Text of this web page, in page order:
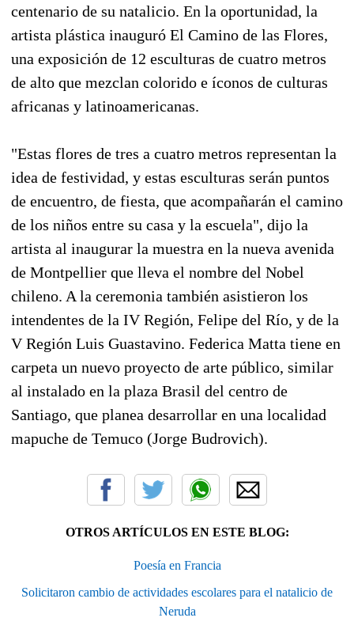
centenario de su natalicio. En la oportunidad, la
artista plástica inauguró El Camino de las Flores,
una exposición de 12 esculturas de cuatro metros
de alto que mezclan colorido e íconos de culturas
africanas y latinoamericanas.
"Estas flores de tres a cuatro metros representan la
idea de festividad, y estas esculturas serán puntos
de encuentro, de fiesta, que acompañarán el camino
de los niños entre su casa y la escuela", dijo la
artista al inaugurar la muestra en la nueva avenida
de Montpellier que lleva el nombre del Nobel
chileno. A la ceremonia también asistieron los
intendentes de la IV Región, Felipe del Río, y de la
V Región Luis Guastavino. Federica Matta tiene en
carpeta un nuevo proyecto de arte público, similar
al instalado en la plaza Brasil del centro de
Santiago, que planea desarrollar en una localidad
mapuche de Temuco (Jorge Budrovich).
OTROS ARTÍCULOS EN ESTE BLOG:
Poesía en Francia
Solicitaron cambio de actividades escolares para el natalicio de
Neruda